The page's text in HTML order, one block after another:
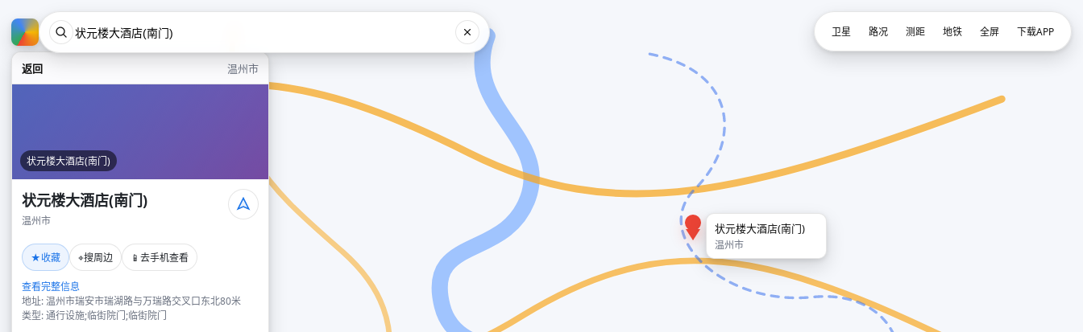
返回 温州市
状元楼大酒店(南门)
状元楼大酒店(南门)
温州市
★收藏 ⌖搜周边 📱 去手机查看
查看完整信息
地址: 温州市瑞安市瑞湖路与万瑞路交叉口东北80米
类型: 通行设施;临街院门;临街院门
状元楼大酒店(南门)
温州市
卫星 路况 测距 地铁 全屏 下载APP